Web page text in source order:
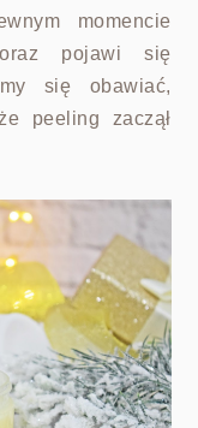
momencie
oraz pojawi się
się obawiać,
peeling zaczął